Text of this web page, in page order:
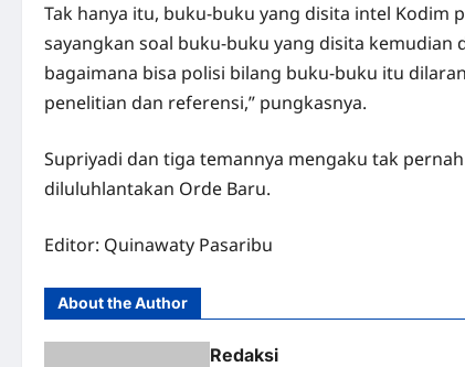
Tak hanya itu, buku-buku yang disita intel Kodim
sayangkan soal buku-buku yang disita
bagaimana bisa polisi bilang buku-buku itu
penelitian dan referensi,” pungkasnya.
Supriyadi dan tiga temannya mengaku tak
diluluhlantakan Orde Baru.
Editor: Quinawaty Pasaribu
About the Author
Redaksi